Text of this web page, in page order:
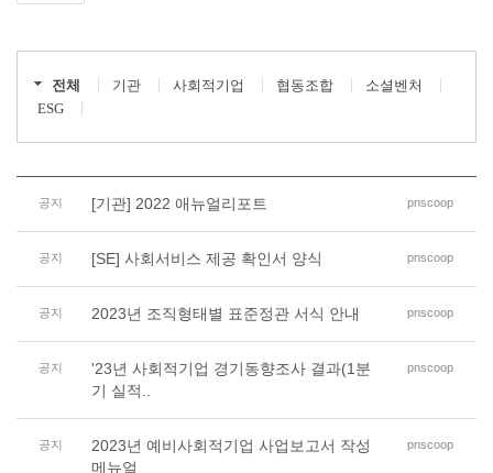
전체 기관 사회적기업 협동조합
소셜벤처
ESG
공지 [기관] 2022 애뉴얼리포트 pnscoop
공지 [SE] 사회서비스 제공 확인서 양식 pnscoop
공지 2023년 조직형태별 표준정관 서식 안내 pnscoop
공지
'23년 사회적기업 경기동향조사 결과(1분
기 실적..
pnscoop
공지
2023년 예비사회적기업 사업보고서 작성
메뉴얼
pnscoop